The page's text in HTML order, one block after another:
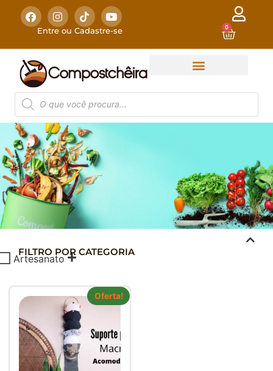
Entre ou Cadastre-se 0
COMPOSTAGEM
seu Jardim - Cuide do Planeta
FILTRO POR CATEGORIA
Artesanato
Oferta!